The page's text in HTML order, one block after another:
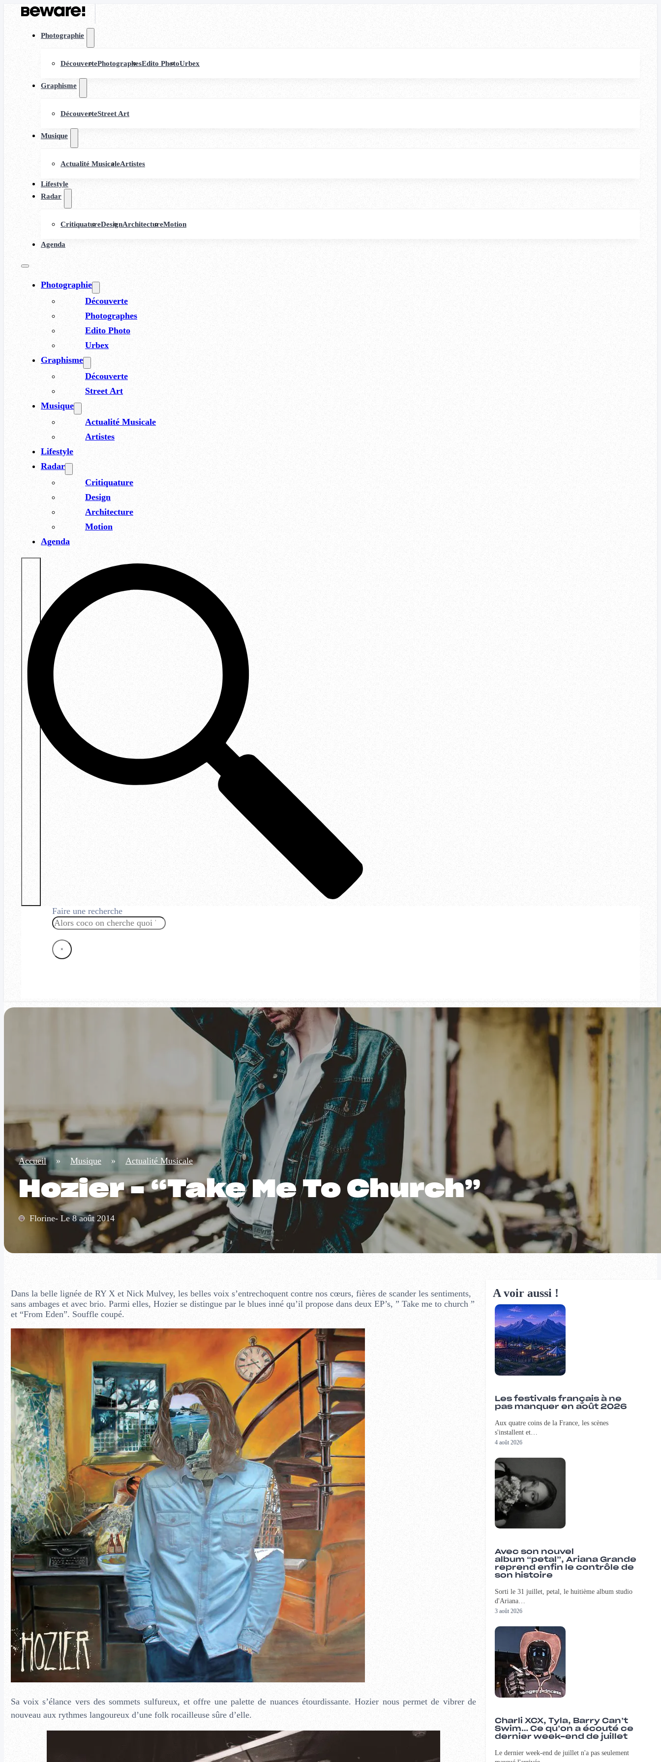
Photographie
DécouvertePhotographesEdito PhotoUrbex
Graphisme
DécouverteStreet Art
Musique
Actualité MusicaleArtistes
Lifestyle
Radar
CritiquatureDesignArchitectureMotion
Agenda
Photographie
Découverte
Photographes
Edito Photo
Urbex
Graphisme
Découverte
Street Art
Musique
Actualité Musicale
Artistes
Lifestyle
Radar
Critiquature
Design
Architecture
Motion
Agenda
Faire une recherche
Rechercher
×
Accueil » Musique » Actualité Musicale
Hozier – “Take Me To Church”
Florine- Le 8 août 2014
Dans la belle lignée de RY X et Nick Mulvey, les belles voix s’entrechoquent contre nos cœurs, fières de scander les sentiments,
sans ambages et avec brio. Parmi elles, Hozier se distingue par le blues inné qu’il propose dans deux EP’s, ” Take me to church ”
et “From Eden”. Souffle coupé.
Sa voix s’élance vers des sommets sulfureux, et offre une palette de nuances étourdissante. Hozier nous permet de vibrer de
nouveau aux rythmes langoureux d’une folk rocailleuse sûre d’elle.
A voir aussi !
Les festivals français à ne
pas manquer en août 2026
Aux quatre coins de la France, les scènes
s'installent et…
4 août 2026
Avec son nouvel
album “petal”, Ariana Grande
reprend enfin le contrôle de
son histoire
Sorti le 31 juillet, petal, le huitième album studio
d'Ariana…
3 août 2026
Charli XCX, Tyla, Barry Can’t
Swim… Ce qu’on a écouté ce
dernier week-end de juillet
Le dernier week-end de juillet n'a pas seulement